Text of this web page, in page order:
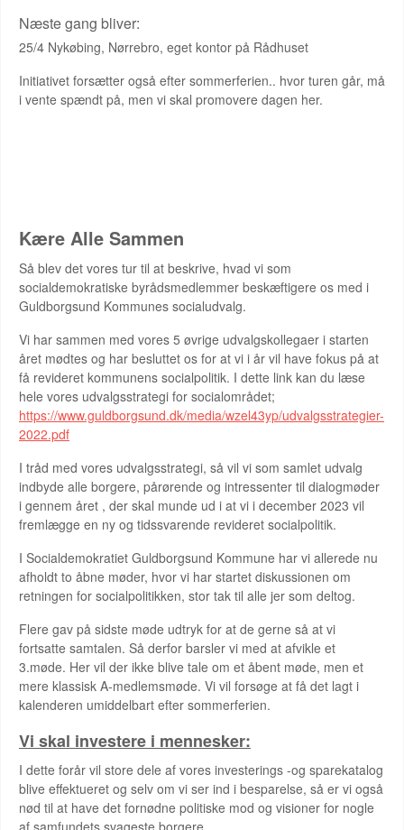
Næste gang bliver:
25/4 Nykøbing, Nørrebro, eget kontor på Rådhuset
Initiativet forsætter også efter sommerferien.. hvor turen går, må
i vente spændt på, men vi skal promovere dagen her.
Kære Alle Sammen
Så blev det vores tur til at beskrive, hvad vi som
socialdemokratiske byrådsmedlemmer beskæftigere os med i
Guldborgsund Kommunes socialudvalg.
Vi har sammen med vores 5 øvrige udvalgskollegaer i starten
året mødtes og har besluttet os for at vi i år vil have fokus på at
få revideret kommunens socialpolitik. I dette link kan du læse
hele vores udvalgsstrategi for socialområdet;
https://www.guldborgsund.dk/media/wzel43yp/udvalgsstrategier-
2022.pdf
I tråd med vores udvalgsstrategi, så vil vi som samlet udvalg
indbyde alle borgere, pårørende og intressenter til dialogmøder
i gennem året , der skal munde ud i at vi i december 2023 vil
fremlægge en ny og tidssvarende revideret socialpolitik.
I Socialdemokratiet Guldborgsund Kommune har vi allerede nu
afholdt to åbne møder, hvor vi har startet diskussionen om
retningen for socialpolitikken, stor tak til alle jer som deltog.
Flere gav på sidste møde udtryk for at de gerne så at vi
fortsatte samtalen. Så derfor barsler vi med at afvikle et
3.møde. Her vil der ikke blive tale om et åbent møde, men et
mere klassisk A-medlemsmøde. Vi vil forsøge at få det lagt i
kalenderen umiddelbart efter sommerferien.
Vi skal investere i mennesker:
I dette forår vil store dele af vores investerings -og sparekatalog
blive effektueret og selv om vi ser ind i besparelse, så er vi også
nød til at have det fornødne politiske mod og visioner for nogle
af samfundets svageste borgere.